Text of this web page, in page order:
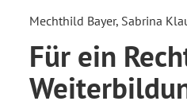
Mechthild Bayer, Sabrina
Für ein